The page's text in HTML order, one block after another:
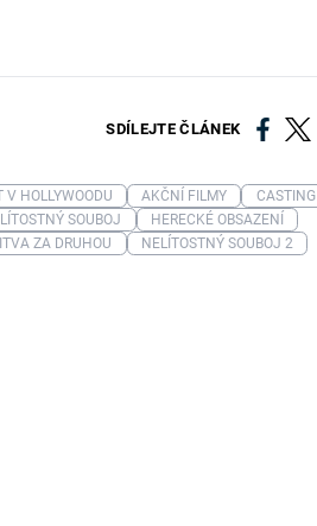
SDÍLEJTE ČLÁNEK
V HOLLYWOODU AKČNÍ FILMY
CASTING
SOUBOJ
HERECKÉ OBSAZENÍ
ZA DRUHOU NELÍTOSTNÝ SOUBOJ 2